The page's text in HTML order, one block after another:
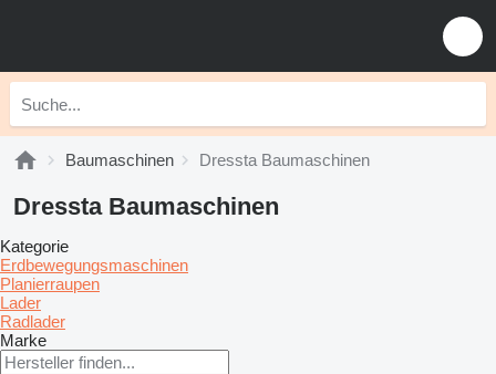
Baumaschinen Dressta Baumaschinen
Dressta Baumaschinen
Kategorie
Erdbewegungsmaschinen
Planierraupen
Lader
Radlader
Marke